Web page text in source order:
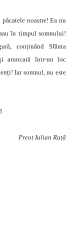
noastre! Ea nu
în timpul somnului!
conținând Sfânta
aruncată într-un loc
Iar somnul, nu este
Preot Iulian Rață